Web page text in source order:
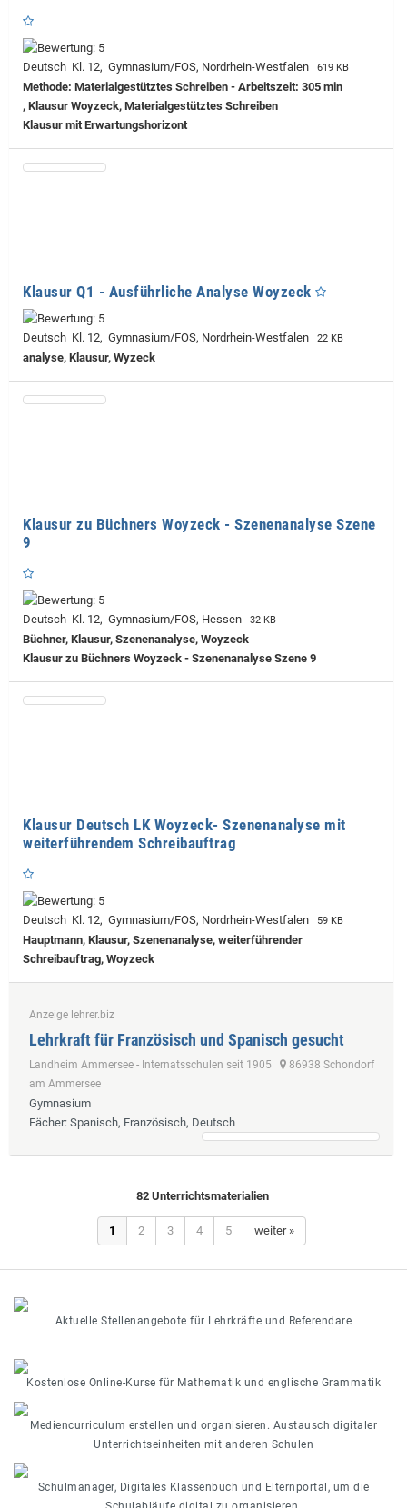
Deutsch Kl. 12, Gymnasium/FOS, Nordrhein-Westfalen 619 KB
Methode: Materialgestütztes Schreiben - Arbeitszeit: 305 min
, Klausur Woyzeck, Materialgestütztes Schreiben
Klausur mit Erwartungshorizont
Klausur Q1 - Ausführliche Analyse Woyzeck
Deutsch Kl. 12, Gymnasium/FOS, Nordrhein-Westfalen 22 KB
analyse, Klausur, Wyzeck
Klausur zu Büchners Woyzeck - Szenenanalyse Szene
9
Deutsch Kl. 12, Gymnasium/FOS, Hessen 32 KB
Büchner, Klausur, Szenenanalyse, Woyzeck
Klausur zu Büchners Woyzeck - Szenenanalyse Szene 9
Klausur Deutsch LK Woyzeck- Szenenanalyse mit
weiterführendem Schreibauftrag
Deutsch Kl. 12, Gymnasium/FOS, Nordrhein-Westfalen 59 KB
Hauptmann, Klausur, Szenenanalyse, weiterführender
Schreibauftrag, Woyzeck
Anzeige lehrer.biz
Lehrkraft für Französisch und Spanisch gesucht
Landheim Ammersee - Internatsschulen seit 1905
86938 Schondorf
am Ammersee
Gymnasium
Fächer: Spanisch, Französisch, Deutsch
82 Unterrichtsmaterialien
1 2 3 4 5 weiter »
Aktuelle Stellenangebote für Lehrkräfte und Referendare
Kostenlose Online-Kurse für Mathematik und englische Grammatik
Mediencurriculum erstellen und organisieren. Austausch digitaler
Unterrichtseinheiten mit anderen Schulen
Schulmanager, Digitales Klassenbuch und Elternportal, um die